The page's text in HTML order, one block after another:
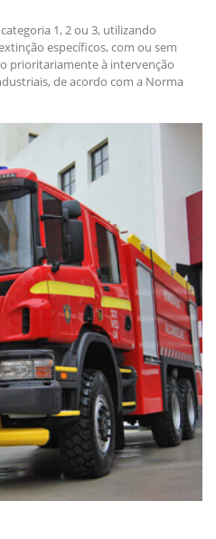
1, 2 ou 3, utilizando
específicos, com ou sem
prioritariamente à intervenção
de acordo com a Norma